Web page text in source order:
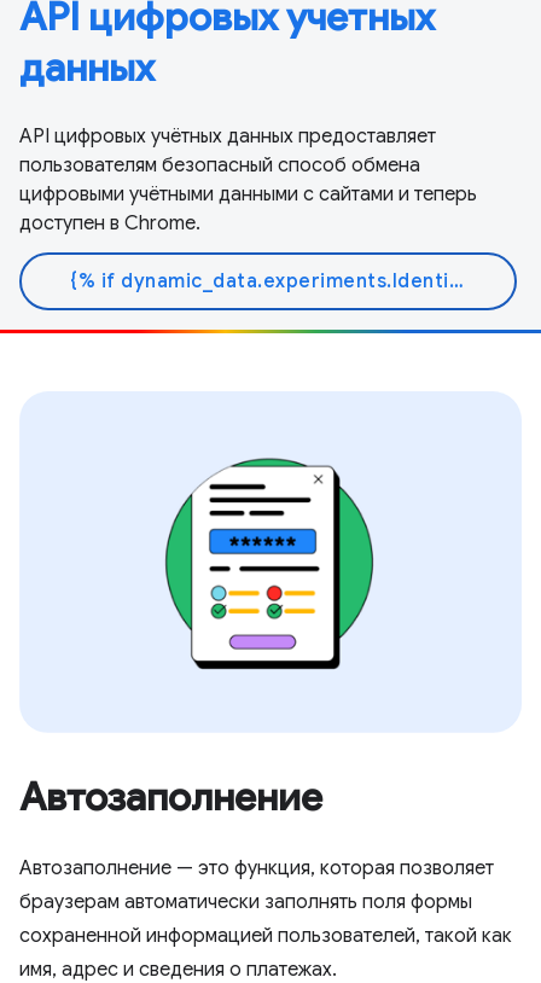
API цифровых учетных
данных
API цифровых учётных данных предоставляет
пользователям безопасный способ обмена
цифровыми учётными данными с сайтами и теперь
доступен в Chrome.
{% if dynamic_data.experiments.IdentityButtonTextFeature.button_variant == 'variant_a' %}Узнать больше{% else %}Читать документ{% endif %}
Автозаполнение
Автозаполнение — это функция, которая позволяет
браузерам автоматически заполнять поля формы
сохраненной информацией пользователей, такой как
имя, адрес и сведения о платежах.